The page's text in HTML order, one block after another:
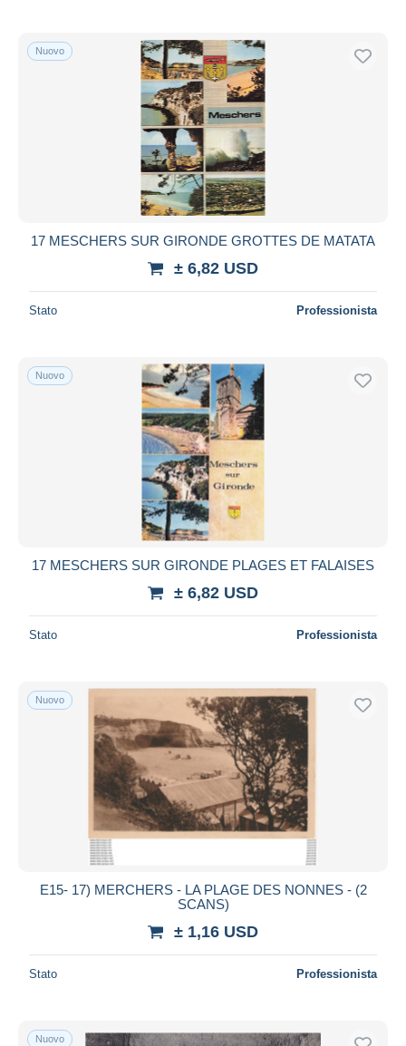
Nuovo
17 MESCHERS SUR GIRONDE GROTTES DE MATATA
± 6,82 USD
Stato Professionista
Nuovo
17 MESCHERS SUR GIRONDE PLAGES ET FALAISES
± 6,82 USD
Stato Professionista
Nuovo
E15- 17) MERCHERS - LA PLAGE DES NONNES - (2
SCANS)
± 1,16 USD
Stato Professionista
Nuovo